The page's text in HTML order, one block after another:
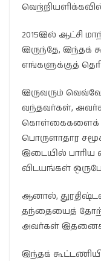
2015இல் ஆட்சி
இருந்தே, இந்தக்
எங்களுக்குத்
இருவரும்
வந்தவர்கள்,
கொள்கைகளைக்
பொருளாதார
இடையில் பாரிய
விடயங்கள்
ஆனால்,
தந்தையைத்
அவர்கள் இதனைக்
இந்தக்